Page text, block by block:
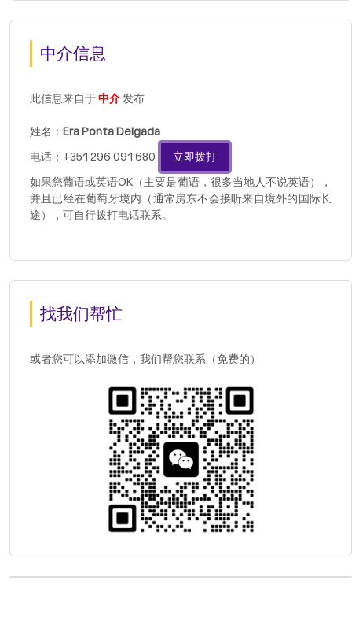
中介信息
此信息来自于中介发布
姓名： Era Ponta Delgada
电话：+351 296 091 680
立即拨打
如果您葡语或英语OK（主要是葡语，很多当地人不说英语），
并且已经在葡萄牙境内（通常房东不会接听来自境外的国际长
途），可自行拨打电话联系。
找我们帮忙
或者您可以添加微信，我们帮您联系（免费的）